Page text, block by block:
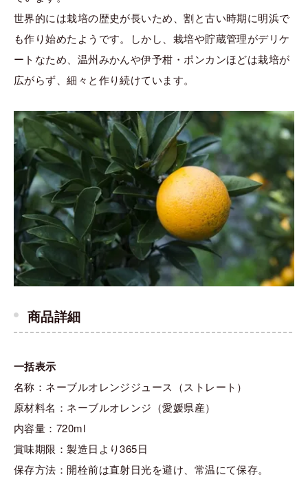
世界的には栽培の歴史が長いため、割と古い時期に明浜で
も作り始めたようです。しかし、栽培や貯蔵管理がデリケ
ートなため、温州みかんや伊予柑・ポンカンほどは栽培が
広がらず、細々と作り続けています。
商品詳細
一括表示
名称：ネーブルオレンジジュース（ストレート）
原材料名：ネーブルオレンジ（愛媛県産）
内容量：720ml
賞味期限：製造日より365日
保存方法：開栓前は直射日光を避け、常温にて保存。